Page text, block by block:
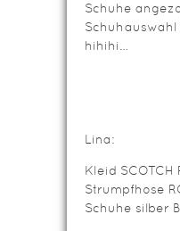
Schuhe
hihihi…
Lina:
Kleid SCOTCH
Strumpfhose
Schuhe silber